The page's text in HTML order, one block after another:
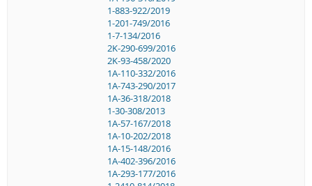
1-883-922/2019
1-201-749/2016
1-7-134/2016
2K-290-699/2016
2K-93-458/2020
1A-110-332/2016
1A-743-290/2017
1A-36-318/2018
1-30-308/2013
1A-57-167/2018
1A-10-202/2018
1A-15-148/2016
1A-402-396/2016
1A-293-177/2016